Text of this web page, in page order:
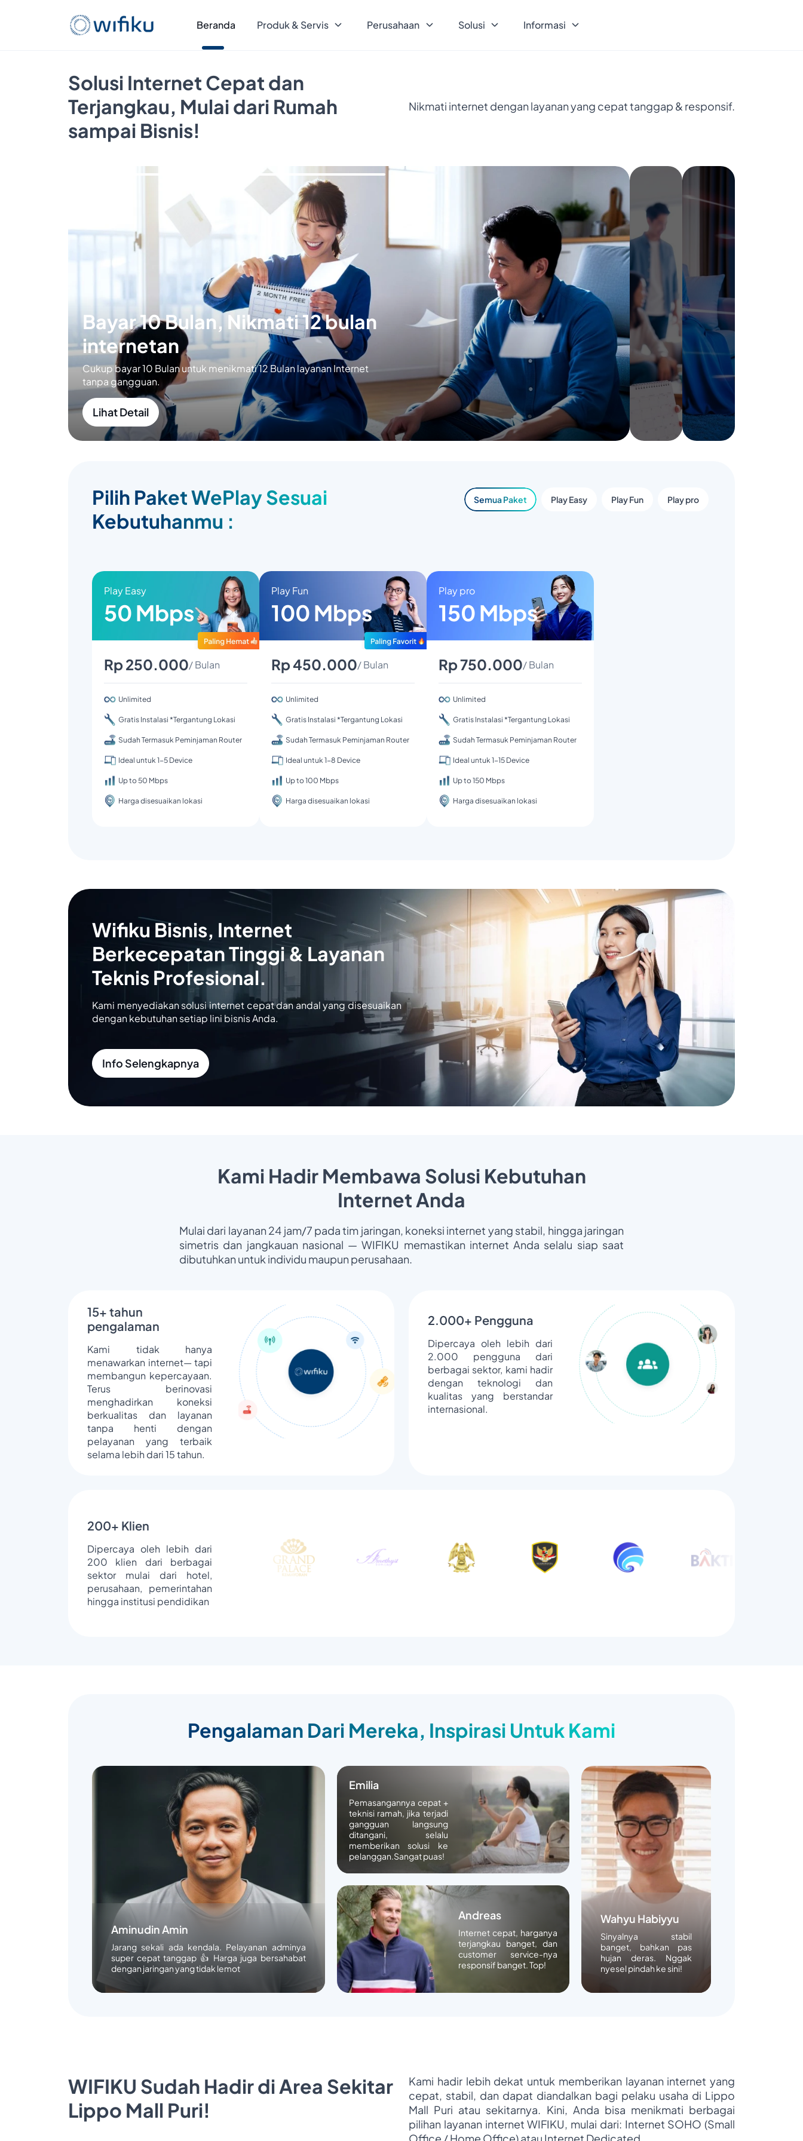
Beranda Produk & Servis Perusahaan Solusi Informasi
Solusi Internet Cepat dan
Terjangkau, Mulai dari Rumah
sampai Bisnis!
Nikmati internet dengan layanan yang cepat tanggap & responsif.
Bayar 10 Bulan, Nikmati 12 bulan
internetan
Cukup bayar 10 Bulan untuk menikmati 12 Bulan layanan Internet
tanpa gangguan.
Lihat Detail
Pilih Paket WePlay Sesuai
Kebutuhanmu :
Semua Paket Play Easy Play Fun Play pro
Play Easy
50 Mbps
Rp 250.000/ Bulan
Unlimited
Gratis Instalasi *Tergantung Lokasi
Sudah Termasuk Peminjaman Router
Ideal untuk 1-5 Device
Up to 50 Mbps
Harga disesuaikan lokasi
Play Fun
100 Mbps
Rp 450.000/ Bulan
Unlimited
Gratis Instalasi *Tergantung Lokasi
Sudah Termasuk Peminjaman Router
Ideal untuk 1-8 Device
Up to 100 Mbps
Harga disesuaikan lokasi
Play pro
150 Mbps
Rp 750.000/ Bulan
Unlimited
Gratis Instalasi *Tergantung Lokasi
Sudah Termasuk Peminjaman Router
Ideal untuk 1-15 Device
Up to 150 Mbps
Harga disesuaikan lokasi
Wifiku Bisnis, Internet
Berkecepatan Tinggi & Layanan
Teknis Profesional.
Kami menyediakan solusi internet cepat dan andal yang disesuaikan
dengan kebutuhan setiap lini bisnis Anda.
Info Selengkapnya
Kami Hadir Membawa Solusi Kebutuhan
Internet Anda
Mulai dari layanan 24 jam/7 pada tim jaringan, koneksi internet yang stabil, hingga jaringan
simetris dan jangkauan nasional — WIFIKU memastikan internet Anda selalu siap saat
dibutuhkan untuk individu maupun perusahaan.
15+ tahun
pengalaman
Kami tidak hanya
menawarkan internet— tapi
membangun kepercayaan.
Terus berinovasi
menghadirkan koneksi
berkualitas dan layanan
tanpa henti dengan
pelayanan yang terbaik
selama lebih dari 15 tahun.
2.000+ Pengguna
Dipercaya oleh lebih dari
2.000 pengguna dari
berbagai sektor, kami hadir
dengan teknologi dan
kualitas yang berstandar
internasional.
200+ Klien
Dipercaya oleh lebih dari
200 klien dari berbagai
sektor mulai dari hotel,
perusahaan, pemerintahan
hingga institusi pendidikan
Pengalaman Dari Mereka, Inspirasi Untuk Kami
Aminudin Amin
Jarang sekali ada kendala. Pelayanan adminya
super cepat tanggap 👍 Harga juga bersahabat
dengan jaringan yang tidak lemot
Emilia
Pemasangannya cepat +
teknisi ramah, jika terjadi
gangguan langsung
ditangani, selalu
memberikan solusi ke
pelanggan.Sangat puas!
Wahyu Habiyyu
Sinyalnya stabil
banget, bahkan pas
hujan deras. Nggak
nyesel pindah ke sini!
Andreas
Internet cepat, harganya
terjangkau banget, dan
customer service-nya
responsif banget. Top!
WIFIKU Sudah Hadir di Area Sekitar
Lippo Mall Puri!
Kami hadir lebih dekat untuk memberikan layanan internet yang
cepat, stabil, dan dapat diandalkan bagi pelaku usaha di Lippo
Mall Puri atau sekitarnya. Kini, Anda bisa menikmati berbagai
pilihan layanan internet WIFIKU, mulai dari: Internet SOHO (Small